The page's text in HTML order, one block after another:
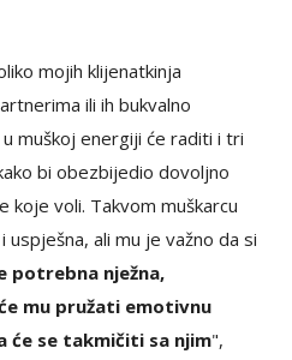
mojih klijenatkinja
ili ih bukvalno
muškoj energiji će raditi i tri
bi obezbijedio dovoljno
koje voli. Takvom muškarcu
ali mu je važno da si
potrebna nježna,
mu pružati emotivnu
će se takmičiti sa njim",